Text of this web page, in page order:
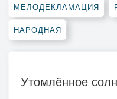
МЕЛОДЕКЛАМАЦИЯ
НАРОДНАЯ
Утомлённое